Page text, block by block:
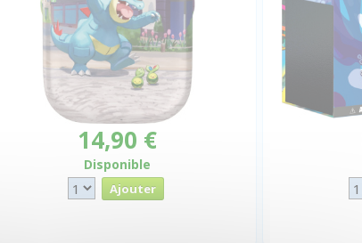
14,90 €
Disponible